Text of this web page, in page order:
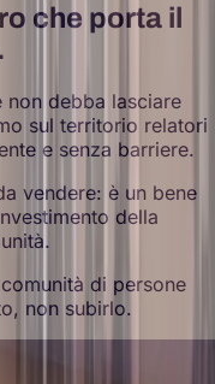
che porta il
non debba lasciare
sul territorio relatori
e senza barriere.
vendere: è un bene
della
di persone
non subirlo.